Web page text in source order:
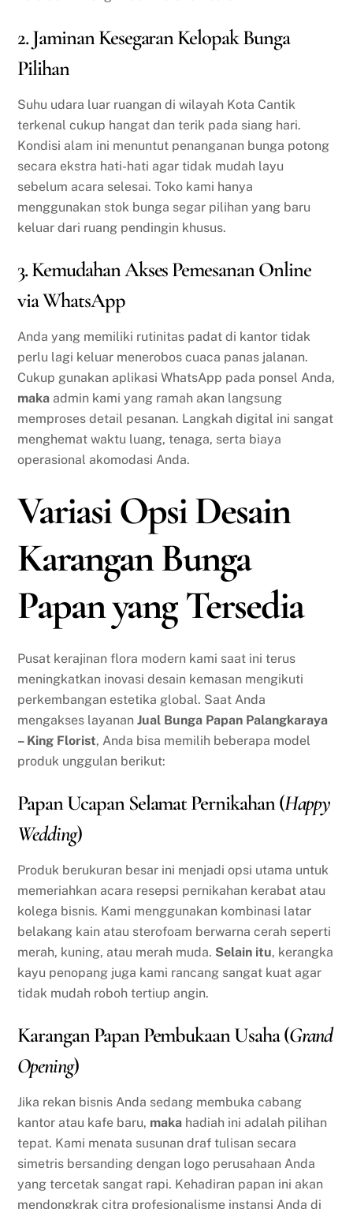
2. Jaminan Kesegaran Kelopak Bunga
Pilihan
Suhu udara luar ruangan di wilayah Kota Cantik
terkenal cukup hangat dan terik pada siang hari.
Kondisi alam ini menuntut penanganan bunga potong
secara ekstra hati-hati agar tidak mudah layu
sebelum acara selesai. Toko kami hanya
menggunakan stok bunga segar pilihan yang baru
keluar dari ruang pendingin khusus.
3. Kemudahan Akses Pemesanan Online
via WhatsApp
Anda yang memiliki rutinitas padat di kantor tidak
perlu lagi keluar menerobos cuaca panas jalanan.
Cukup gunakan aplikasi WhatsApp pada ponsel Anda,
maka admin kami yang ramah akan langsung
memproses detail pesanan. Langkah digital ini sangat
menghemat waktu luang, tenaga, serta biaya
operasional akomodasi Anda.
Variasi Opsi Desain
Karangan Bunga
Papan yang Tersedia
Pusat kerajinan flora modern kami saat ini terus
meningkatkan inovasi desain kemasan mengikuti
perkembangan estetika global. Saat Anda
mengakses layananJual Bunga Papan Palangkaraya
– King Florist, Anda bisa memilih beberapa model
produk unggulan berikut:
Papan Ucapan Selamat Pernikahan (Happy
Wedding)
Produk berukuran besar ini menjadi opsi utama untuk
memeriahkan acara resepsi pernikahan kerabat atau
kolega bisnis. Kami menggunakan kombinasi latar
belakang kain atau sterofoam berwarna cerah seperti
merah, kuning, atau merah muda. Selain itu, kerangka
kayu penopang juga kami rancang sangat kuat agar
tidak mudah roboh tertiup angin.
Karangan Papan Pembukaan Usaha (Grand
Opening)
Jika rekan bisnis Anda sedang membuka cabang
kantor atau kafe baru, maka hadiah ini adalah pilihan
tepat. Kami menata susunan draf tulisan secara
simetris bersanding dengan logo perusahaan Anda
yang tercetak sangat rapi. Kehadiran papan ini akan
mendongkrak citra profesionalisme instansi Anda di